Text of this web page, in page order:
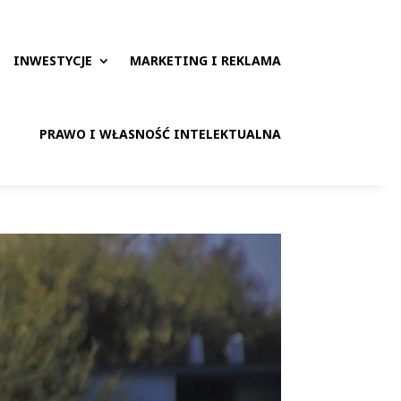
INWESTYCJE MARKETING I REKLAMA
PRAWO I WŁASNOŚĆ INTELEKTUALNA